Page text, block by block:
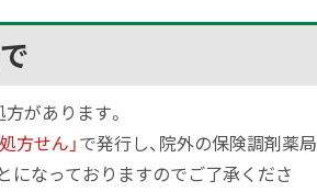
があります。
方せん」で発行し、院外の保険調剤薬局
になっておりますのでご了承くださ